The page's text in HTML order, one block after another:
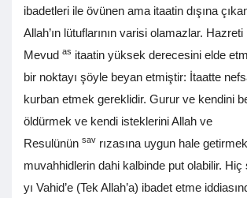
ibadetleri ile övünen ama itaatin dışına
Allah’ın lütuflarının varisi olamazlar.
Mevud as itaatin yüksek derecesini elde
bir noktayı şöyle beyan etmiştir: İtaatte
kurban etmek gereklidir. Gurur ve kendini
öldürmek ve kendi isteklerini Allah ve
Resulünün sav rızasına uygun hale
muvahhidlerin dahi kalbinde put olabilir.
yı Vahid’e (Tek Allah’a) ibadet etme